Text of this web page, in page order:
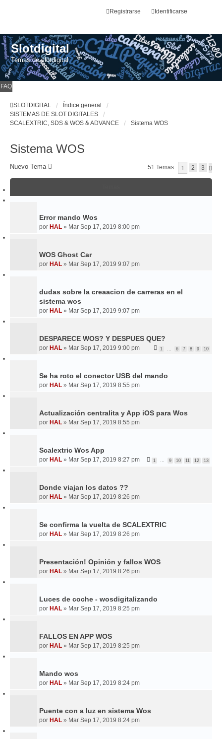
Identificarse
Registrarse
Slotdigital
Temas de slotdigital
FAQ
SLOTDIGITAL
Índice general
SISTEMAS DE SLOT DIGITALES
SCALEXTRIC, SDS & WOS & ADVANCE
Sistema WOS
Sistema WOS
Nuevo Tema 51 Temas 1 2 3
Error mando Wos
por HAL » Mar Sep 17, 2019 8:00 pm
WOS Ghost Car
por HAL » Mar Sep 17, 2019 9:07 pm
dudas sobre la creaacion de carreras en el
sistema wos
por HAL » Mar Sep 17, 2019 9:07 pm
DESPARECE WOS? Y DESPUES QUE?
por HAL » Mar Sep 17, 2019 9:00 pm 1 … 6 7 8 9 10
Se ha roto el conector USB del mando
por HAL » Mar Sep 17, 2019 8:55 pm
Actualización centralita y App iOS para Wos
por HAL » Mar Sep 17, 2019 8:55 pm
Scalextric Wos App
por HAL » Mar Sep 17, 2019 8:27 pm 1 … 9 10 11 12 13
Donde viajan los datos ??
por HAL » Mar Sep 17, 2019 8:26 pm
Se confirma la vuelta de SCALEXTRIC
por HAL » Mar Sep 17, 2019 8:26 pm
Presentación! Opinión y fallos WOS
por HAL » Mar Sep 17, 2019 8:26 pm
Luces de coche - wosdigitalizando
por HAL » Mar Sep 17, 2019 8:25 pm
FALLOS EN APP WOS
por HAL » Mar Sep 17, 2019 8:25 pm
Mando wos
por HAL » Mar Sep 17, 2019 8:24 pm
Puente con a luz en sistema Wos
por HAL » Mar Sep 17, 2019 8:24 pm